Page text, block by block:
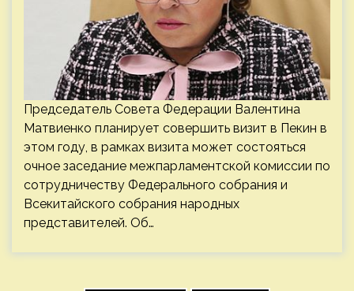
Председатель Совета Федерации Валентина
Матвиенко планирует совершить визит в Пекин в
этом году, в рамках визита может состояться
очное заседание межпарламентской комиссии по
сотрудничеству Федерального собрания и
Всекитайского собрания народных
представителей. Об…